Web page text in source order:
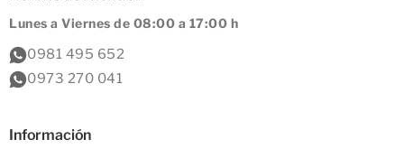
Lunes a Viernes de 08:00 a 17:00 h
0981 495 652
0973 270 041
Información